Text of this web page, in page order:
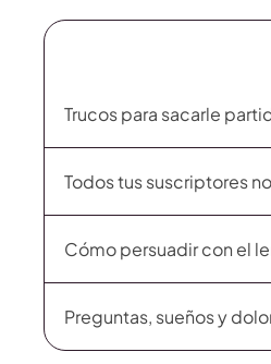
Trucos para sacarle
Todos tus suscriptores
Cómo persuadir con el
Preguntas, sueños y